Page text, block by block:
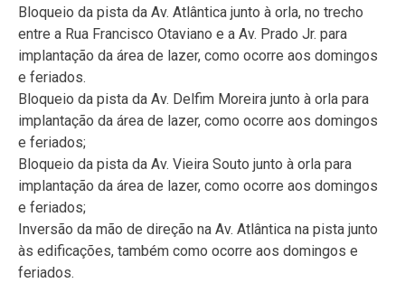
Bloqueio da pista da Av. Atlântica junto à orla, no trecho
entre a Rua Francisco Otaviano e a Av. Prado Jr. para
implantação da área de lazer, como ocorre aos domingos
e feriados.
Bloqueio da pista da Av. Delfim Moreira junto à orla para
implantação da área de lazer, como ocorre aos domingos
e feriados;
Bloqueio da pista da Av. Vieira Souto junto à orla para
implantação da área de lazer, como ocorre aos domingos
e feriados;
Inversão da mão de direção na Av. Atlântica na pista junto
às edificações, também como ocorre aos domingos e
feriados.